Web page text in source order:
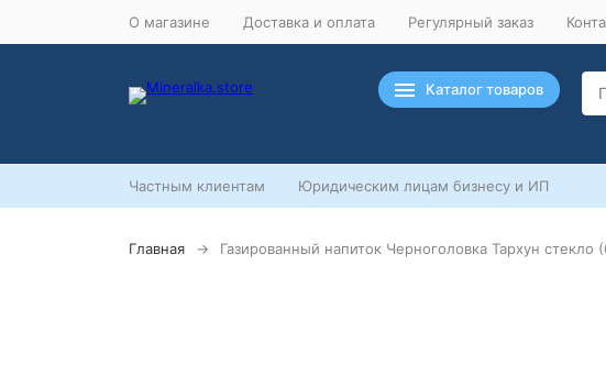
О магазине Доставка и оплата Регулярный заказ
Каталог товаров
Частным клиентам Юридическим лицам бизнесу и ИП
Главная Газированный напиток Черноголовка Тархун стекло